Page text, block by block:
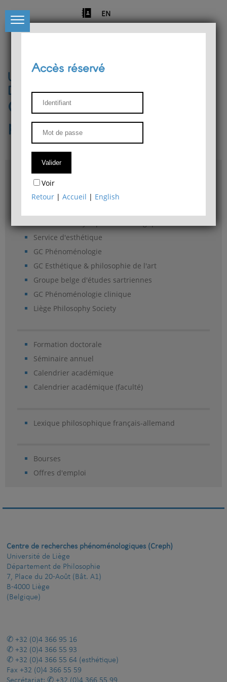
EN
Université de Liège
Département de philosophie
Centre de recherches
phénoménologiques
Accès & plans
Bibliothèque du Département de philosophie
Service d'esthétique
GC Phénoménologie
GC Esthétique & philosophie de l'art
Groupe belge d'études sartriennes
GC Phénoménologie clinique
Liège Philosophy Society
Formation doctorale
Séminaire annuel
Calendrier académique
Calendrier académique (faculté)
Lexique philosophique français-allemand
Bourses
Offres d'emploi
Accès réservé
Voir
Retour |Accueil | English
Centre de recherches phénoménologiques (Creph)
Université de Liège
Département de Philosophie
7, Place du 20-Août (Bât. A1)
B-4000 Liège
(Belgique)
+32 (0)4 366 95 16
+32 (0)4 366 55 93
+32 (0)4 366 55 64 (esthétique)
Fax +32 (0)4 366 55 59